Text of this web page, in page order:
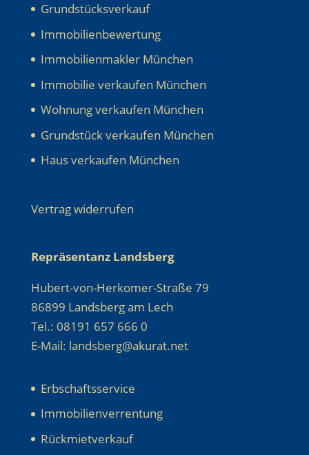
Grundstücksverkauf
Immobilienbewertung
Immobilienmakler München
Immobilie verkaufen München
Wohnung verkaufen München
Grundstück verkaufen München
Haus verkaufen München
Vertrag widerrufen
Repräsentanz Landsberg
Hubert-von-Herkomer-Straße 79
86899 Landsberg am Lech
Tel.: 08191 657 666 0
E-Mail: landsberg@akurat.net
Erbschaftsservice
Immobilienverrentung
Rückmietverkauf